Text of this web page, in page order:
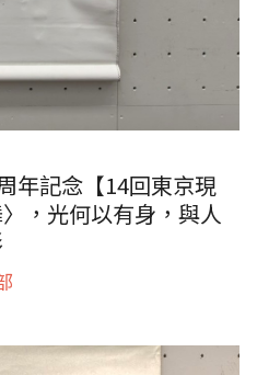
年記念【14回東京現
，光何以有身，與人